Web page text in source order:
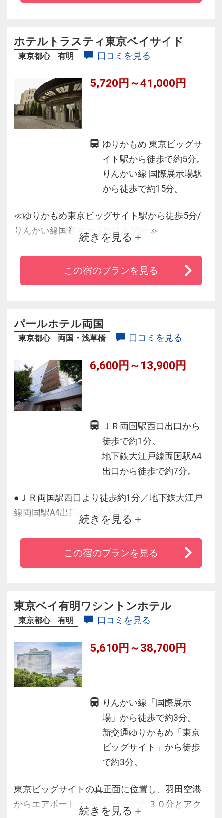
ホテルトラスティ東京ベイサイド
東京都心 有明 口コミを見る
5,720円～41,000円
ゆりかもめ 東京ビッグサ
イト駅から徒歩で約5分。
りんかい線 国際展示場駅
から徒歩で約15分。
≪ゆりかもめ東京ビッグサイト駅から徒歩5分/
りんかい線国際展示場駅徒歩10分≫
■有明と台場の中間地点にあるからどちらへ行く
にも便利♪
■90台収容の駐車場でお車のお客様も楽々☆
■ビジネスにも観光にも便利で快適♪
続きを見る
この宿のプランを見る
パールホテル両国
東京都心 両国・浅草橋 口コミを見る
6,600円～13,900円
ＪＲ両国駅西口出口から
徒歩で約1分。
地下鉄大江戸線両国駅A4
出口から徒歩で約7分。
●ＪＲ両国駅西口より徒歩約1分／地下鉄大江戸
線両国駅A4出口から徒歩約7分！
●秋葉原駅まで約5分、東京スカイツリー
（Ｒ）・浅草へは約15分の好立地♪
●両国国技館が正面の好立地。隅田川沿いの伝統
コインランドリー・製氷機も完備！
続きを見る
この宿のプランを見る
東京ベイ有明ワシントンホテル
東京都心 有明 口コミを見る
5,610円～38,700円
りんかい線「国際展示
場」から徒歩で約3分。
新交通ゆりかもめ「東京
ビッグサイト」から徒歩
で約3分。
東京ビッグサイトの真正面に位置し、羽田空港
からエアポートリムジンバスで約３０分とアク
続きを見る